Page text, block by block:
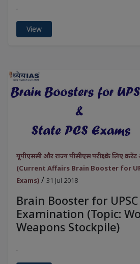
.
View
यूपीएससी और राज्य पीसीएस परीक्षा के लिए करेंट
(Current Affairs Brain Booster for
Exams) / 31 Jul 2018
Brain Booster for
Examination (Topic:
Weapons Stockpile)
.